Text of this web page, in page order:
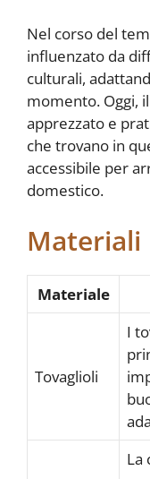
Nel corso del
influenzato da
culturali,
momento. Oggi,
apprezzato e
che trovano in
accessibile per
domestico.
Materiali
Materiale
Tovaglioli
I
La